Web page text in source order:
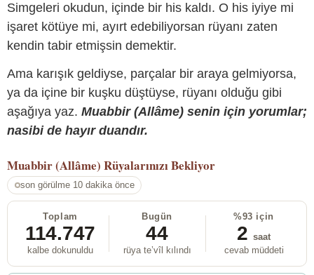
Simgeleri okudun, içinde bir his kaldı. O his iyiye mi
işaret kötüye mi, ayırt edebiliyorsan rüyanı zaten
kendin tabir etmişsin demektir.
Ama karışık geldiyse, parçalar bir araya gelmiyorsa,
ya da içine bir kuşku düştüyse, rüyanı olduğu gibi
aşağıya yaz. Muabbir (Allâme) senin için yorumlar;
nasibi de hayır duandır.
Muabbir (Allâme) Rüyalarınızı Bekliyor
son görülme 10 dakika önce
Toplam
114.747
kalbe dokunuldu
Bugün
44
rüya te’vîl kılındı
%93 için
2 saat
cevab müddeti